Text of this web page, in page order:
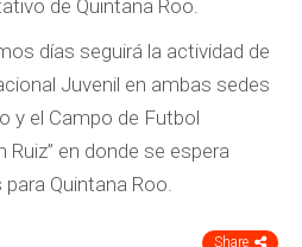
de Quintana Roo.
días seguirá la actividad de
Juvenil en ambas sedes
y el Campo de Futbol
Ruiz” en donde se espera
Quintana Roo.
Share